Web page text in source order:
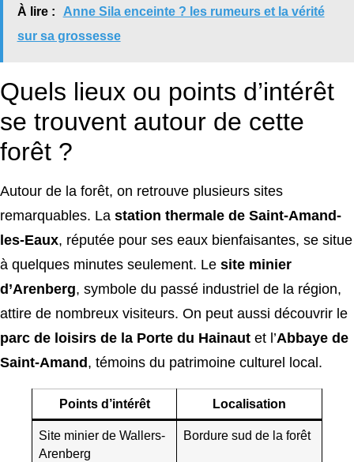
À lire :
Anne Sila enceinte ? les rumeurs et la vérité
sur sa grossesse
Quels lieux ou points d’intérêt
se trouvent autour de cette
forêt ?
Autour de la forêt, on retrouve plusieurs sites
remarquables. La station thermale de Saint-Amand-
les-Eaux, réputée pour ses eaux bienfaisantes, se situe
à quelques minutes seulement. Le site minier
d’Arenberg, symbole du passé industriel de la région,
attire de nombreux visiteurs. On peut aussi découvrir le
parc de loisirs de la Porte du Hainaut et l’Abbaye de
Saint-Amand, témoins du patrimoine culturel local.
Points d’intérêt Localisation
Site minier de Wallers-
Arenberg
Bordure sud de la forêt